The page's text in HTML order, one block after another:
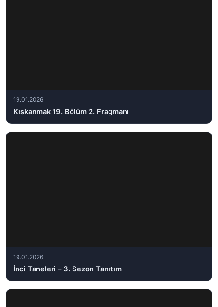
19.01.2026
Kıskanmak 19. Bölüm 2. Fragmanı
19.01.2026
İnci Taneleri – 3. Sezon Tanıtım